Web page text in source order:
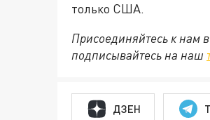
только США.
Присоединяйтесь к нам
подписывайтесь на наш
ДЗЕН